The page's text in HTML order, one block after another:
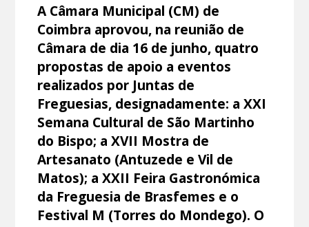
A Câmara Municipal (CM) de
Coimbra aprovou, na reunião de
Câmara de dia 16 de junho, quatro
propostas de apoio a eventos
realizados por Juntas de
Freguesias, designadamente: a XXI
Semana Cultural de São Martinho
do Bispo; a XVII Mostra de
Artesanato (Antuzede e Vil de
Matos); a XXII Feira Gastronómica
da Freguesia de Brasfemes e o
Festival M (Torres do Mondego). O